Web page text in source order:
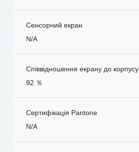
Сенсорний екран
N/A
Співвідношення екрану до корпусу
92 ％
Сертифікація Pantone
N/A